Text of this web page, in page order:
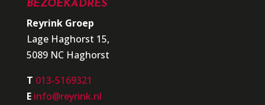
BEZOEKADRES
Reyrink Groep
Lage Haghorst 15,
5089 NC Haghorst
T 013-5169321
E info@reyrink.nl